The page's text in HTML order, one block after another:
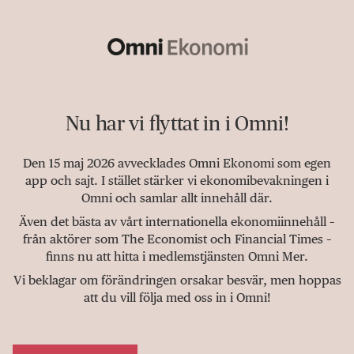
Nu har vi flyttat in i Omni!
Den 15 maj 2026 avvecklades Omni Ekonomi som egen
app och sajt. I stället stärker vi ekonomibevakningen i
Omni och samlar allt innehåll där.
Även det bästa av vårt internationella ekonomiinnehåll –
från aktörer som The Economist och Financial Times –
finns nu att hitta i medlemstjänsten Omni Mer.
Vi beklagar om förändringen orsakar besvär, men hoppas
att du vill följa med oss in i Omni!